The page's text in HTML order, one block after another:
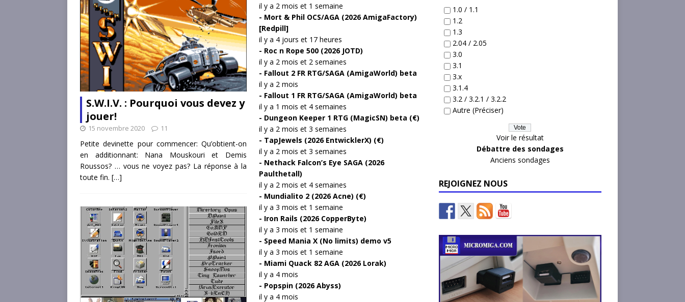
S.W.I.V. : Pourquoi vous devez y
jouer!
15 novembre 2020 11
Petite devinette pour commencer: Qu’obtient-on
en additionnant: Nana Mouskouri et Demis
Roussos? … vous ne voyez pas? La réponse à la
toute fin. […]
il y a 2 mois et 1 semaine
Mort & Phil OCS/AGA (2026 AmigaFactory)
[Redpill]
il y a 4 jours et 17 heures
Roc n Rope 500 (2026 JOTD)
il y a 2 mois et 2 semaines
Fallout 2 FR RTG/SAGA (AmigaWorld) beta
il y a 2 mois
Fallout 1 FR RTG/SAGA (AmigaWorld) beta
il y a 1 mois et 4 semaines
Dungeon Keeper 1 RTG (MagicSN) beta (€)
il y a 2 mois et 3 semaines
TapJewels (2026 EntwicklerX) (€)
il y a 2 mois et 3 semaines
Nethack Falcon’s Eye SAGA (2026
Paulthetall)
il y a 2 mois et 4 semaines
Mundialito 2 (2026 Acne) (€)
il y a 3 mois et 1 semaine
Iron Rails (2026 CopperByte)
il y a 3 mois et 1 semaine
Speed Mania X (No limits) demo v5
il y a 3 mois et 1 semaine
Miami Quack 82 AGA (2026 Lorak)
il y a 4 mois
Popspin (2026 Abyss)
il y a 4 mois
1.0 / 1.1
1.2
1.3
2.04 / 2.05
3.0
3.1
3.x
3.1.4
3.2 / 3.2.1 / 3.2.2
Autre (Préciser)
Voir le résultat
Débattre des sondages
Anciens sondages
REJOIGNEZ NOUS